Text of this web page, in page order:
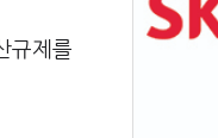
규제를